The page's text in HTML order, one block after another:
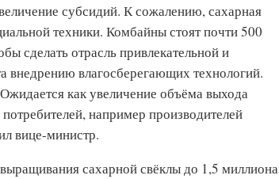
субсидий. К сожалению, сахарная
техники. Комбайны стоят почти 500
сделать отрасль привлекательной и
внедрению влагосберегающих технологий.
как увеличение объёма выхода
например производителей
вице-министр.
сахарной свёклы до 1,5 миллиона